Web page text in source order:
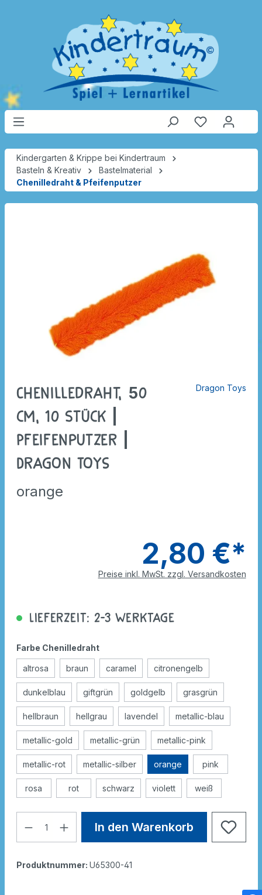
Kindergarten & Krippe bei Kindertraum
Basteln & Kreativ
Bastelmaterial
Chenilledraht & Pfeifenputzer
Chenilledraht, 50
cm, 10 Stück |
Pfeifenputzer |
Dragon Toys
orange
Dragon Toys
2,80 €*
Preise inkl. MwSt. zzgl. Versandkosten
Lieferzeit: 2-3 Werktage
Farbe Chenilledraht
altrosa braun caramel citronengelb
dunkelblau giftgrün goldgelb grasgrün
hellbraun hellgrau lavendel metallic-blau
metallic-gold metallic-grün metallic-pink
metallic-rot metallic-silber orange pink
rosa rot schwarz violett weiß
In den Warenkorb
Produktnummer: U65300-41